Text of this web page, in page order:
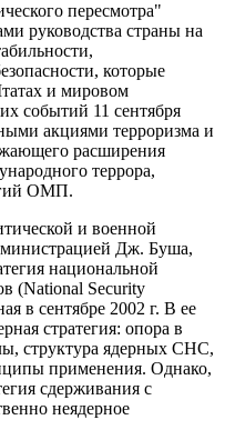
пересмотра"
руководства страны на
которые
и мировом
событий 11 сентября
акциями терроризма и
расширения
террора,
ОМП.
и военной
Дж. Буша,
национальной
(National Security
в сентябре 2002 г. В ее
стратегия: опора в
структура ядерных СНС,
применения. Однако,
сдерживания с
неядерное